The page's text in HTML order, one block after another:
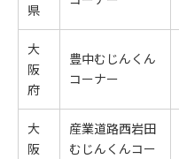
県
大
阪
府
豊中むじんくん
コーナー
大
阪
産業道路西岩田
むじんくんコー